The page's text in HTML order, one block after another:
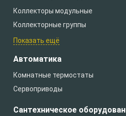
Коллекторы модульные
Коллекторные группы
Показать ещё
Автоматика
Комнатные термостаты
Сервоприводы
Сантехническое